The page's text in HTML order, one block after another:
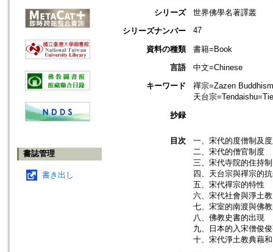
書誌管理
書き出し
シリーズ
世界佛學名著譯叢
シリーズナンバー
47
資料の種類
書籍=Book
言語
中文=Chinese
キーワード
禪宗=Zazen
天台宗
抄録
目次
一、宋代的度僧制及
二、宋代的僧官制度
三、宋代寺院的住持制
四、天台宗與禪宗的
五、宋代禪宗的特性
六、宋代社會與淨土教
七、宋室的南渡與佛
八、佛教史書的出現
九、日本的入宋僧俊
十、宋代淨土教典藉